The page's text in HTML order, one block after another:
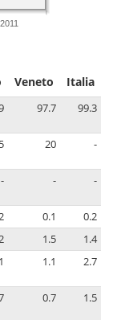
2011
Veneto Italia
97.7 99.3
20 -
- - -
0.1
0.2
1.5
1.4
1.1 2.7
0.7 1.5